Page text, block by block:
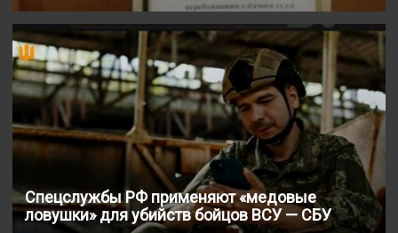
Спецслужбы РФ применяют «медовые
ловушки» для убийств бойцов ВСУ — СБУ